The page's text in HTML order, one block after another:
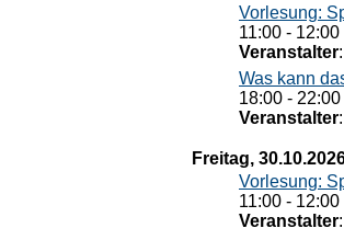
Vorlesung:
11:00 -
Veranstalter
Was kann
18:00 -
Veranstalter
Freitag,
Vorlesung:
11:00 -
Veranstalter